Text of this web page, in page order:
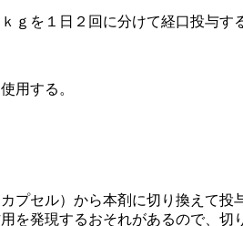
ｇを１日２回に分けて経口投与
用する。
セル）から本剤に切り換えて
を発現するおそれがあるので、